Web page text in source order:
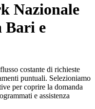
Nazionale
Bari e
costante di richieste
puntuali. Selezioniamo
per coprire la domanda
e assistenza